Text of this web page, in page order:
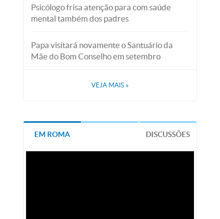
Psicólogo frisa atenção para com saúde
mental também dos padres
Papa visitará novamente o Santuário da
Mãe do Bom Conselho em setembro
VEJA MAIS »
EM ROMA DISCUSSÕES